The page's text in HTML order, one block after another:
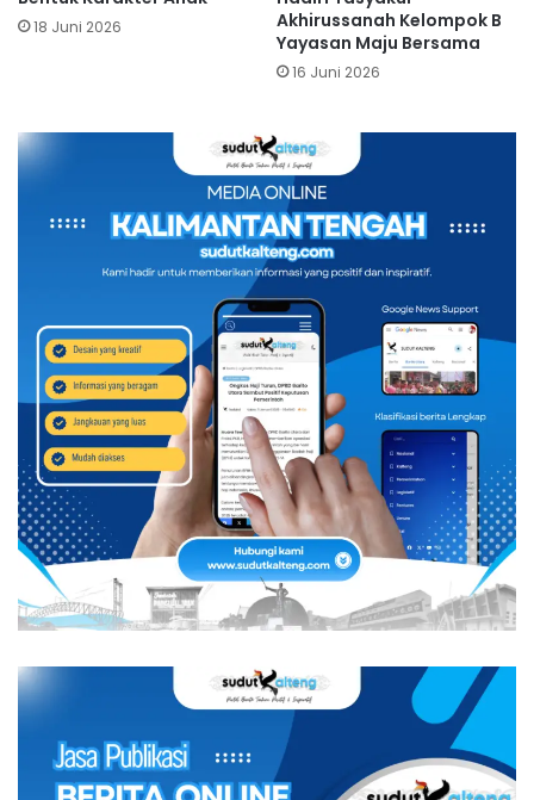
18 Juni 2026
Akhirussanah Kelompok B
Yayasan Maju Bersama
16 Juni 2026